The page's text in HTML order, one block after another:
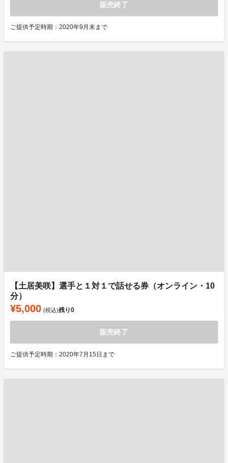
販売終了
ご提供予定時期：2020年9月末まで
【土居美咲】選手と１対１で話せる券（オンライン・10
分）
¥5,000 (税込)残り0
販売終了
ご提供予定時期：2020年7月15日まで